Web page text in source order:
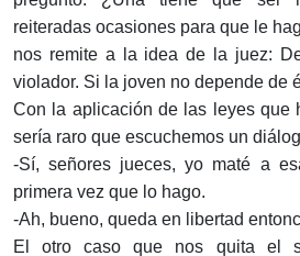
reiteradas ocasiones para que le
nos remite a la idea de la juez:
violador. Si la joven no depende de
Con la aplicación de las leyes que
sería raro que escuchemos un
-Sí, señores jueces, yo maté a
primera vez que lo hago.
-Ah, bueno, queda en libertad
El otro caso que nos quita el